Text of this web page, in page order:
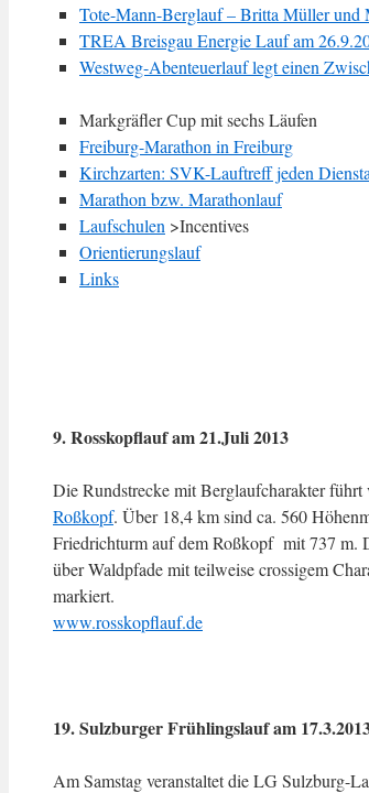
Tote-Mann-Berglauf – Britta Müller und
TREA Breisgau Energie Lauf am
Westweg-Abenteuerlauf legt einen
Markgräfler Cup mit sechs Läufen
Freiburg-Marathon in Freiburg
Kirchzarten: SVK-Lauftreff jeden
Marathon bzw. Marathonlauf
Laufschulen >Incentives
Orientierungslauf
Links
9. Rosskopflauf am 21.Juli 2013
Die Rundstrecke mit Berglaufcharakter
Roßkopf. Über 18,4 km sind ca. 560
Friedrichturm auf dem Roßkopf mit 737 m.
über Waldpfade mit teilweise crossigem
markiert.
www.rosskopflauf.de
19. Sulzburger Frühlingslauf am
Am Samstag veranstaltet die LG Sulzburg-